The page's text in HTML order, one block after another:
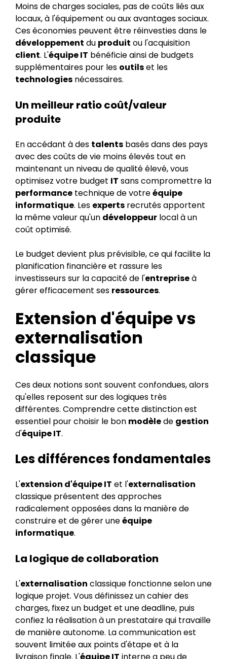
Moins de charges sociales, pas de coûts liés aux
locaux, à l'équipement ou aux avantages sociaux.
Ces économies peuvent être réinvesties dans le
développement du produit ou l'acquisition
client. L'équipe IT bénéficie ainsi de budgets
supplémentaires pour les outilset les
technologies nécessaires.
Un meilleur ratio coût/valeur
produite
En accédant à des talents basés dans des pays
avec des coûts de vie moins élevés tout en
maintenant un niveau de qualité élevé, vous
optimisez votre budget IT sans compromettre la
performance technique de votreéquipe
informatique. Les experts recrutés apportent
la même valeur qu'un développeur local à un
coût optimisé.
Le budget devient plus prévisible, ce qui facilite la
planification financière et rassure les
investisseurs sur la capacité de l'entrepriseà
gérer efficacement ses ressources.
Extension d'équipe vs
externalisation
classique
Ces deux notions sont souvent confondues, alors
qu'elles reposent sur des logiques très
différentes. Comprendre cette distinction est
essentiel pour choisir le bon modèlede gestion
d'équipe IT.
Les différences fondamentales
L'extension d'équipe IT et l'externalisation
classique présentent des approches
radicalement opposées dans la manière de
construire et de gérer uneéquipe
informatique.
La logique de collaboration
L'externalisation classique fonctionne selon une
logique projet. Vous définissez un cahier des
charges, fixez un budget et une deadline, puis
confiez la réalisation à un prestataire qui travaille
de manière autonome. La communication est
souvent limitée aux points d'étape et à la